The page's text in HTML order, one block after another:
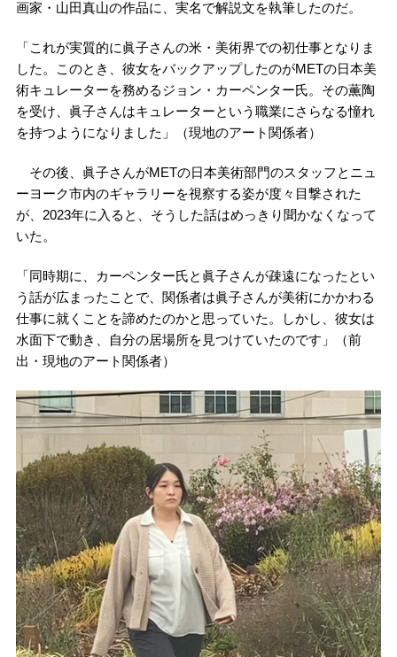
画家・山田真山の作品に、実名で解説文を執筆したのだ。
「これが実質的に眞子さんの米・美術界での初仕事となりま
した。このとき、彼女をバックアップしたのがMETの日本美
術キュレーターを務めるジョン・カーペンター氏。その薫陶
を受け、眞子さんはキュレーターという職業にさらなる憧れ
を持つようになりました」（現地のアート関係者）
その後、眞子さんがMETの日本美術部門のスタッフとニュ
ーヨーク市内のギャラリーを視察する姿が度々目撃された
が、2023年に入ると、そうした話はめっきり聞かなくなって
いた。
「同時期に、カーペンター氏と眞子さんが疎遠になったとい
う話が広まったことで、関係者は眞子さんが美術にかかわる
仕事に就くことを諦めたのかと思っていた。しかし、彼女は
水面下で動き、自分の居場所を見つけていたのです」（前
出・現地のアート関係者）